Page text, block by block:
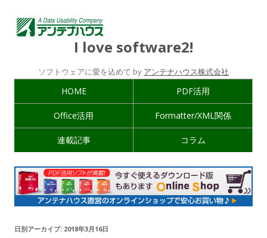
I love software2!
ソフトウェアに愛を込めて by アンテナハウス株式会社
HOME PDF活用
Office活用 Formatter/XML関係
連載記事 コラム
日別アーカイブ: 2018年3月16日